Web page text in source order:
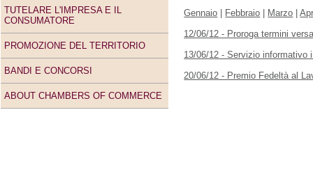
TUTELARE L'IMPRESA E IL
CONSUMATORE
PROMOZIONE DEL TERRITORIO
BANDI E CONCORSI
ABOUT CHAMBERS OF COMMERCE
Gennaio | Febbraio | Marzo |
12/06/12 - Proroga termini
13/06/12 - Servizio informativo
20/06/12 - Premio Fedeltà al